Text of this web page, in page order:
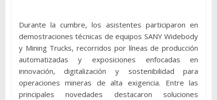
Durante la cumbre, los asistentes participaron en
demostraciones técnicas de equipos SANY Widebody
y Mining Trucks, recorridos por líneas de producción
automatizadas y exposiciones enfocadas en
innovación, digitalización y sostenibilidad para
operaciones mineras de alta exigencia. Entre las
principales novedades destacaron soluciones